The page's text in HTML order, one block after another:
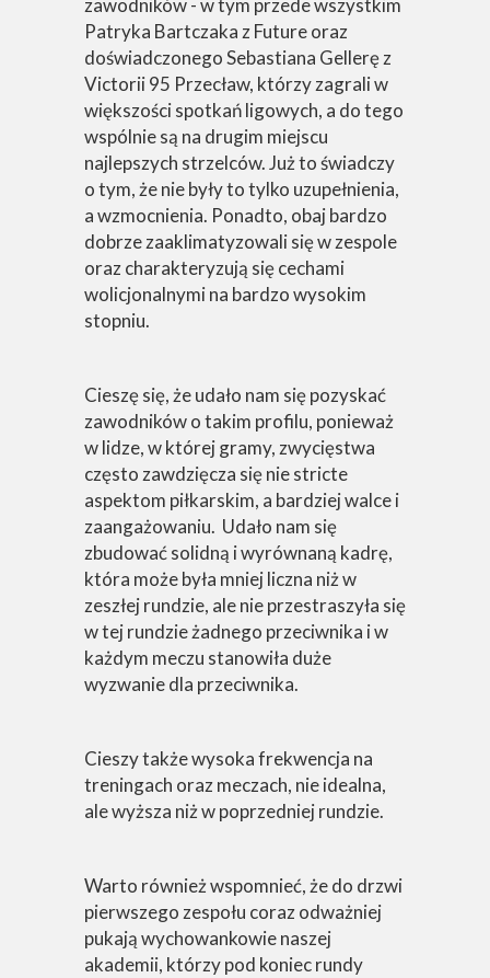
zawodników - w tym przede wszystkim
Patryka Bartczaka z Future oraz
doświadczonego Sebastiana Gellerę z
Victorii 95 Przecław, którzy zagrali w
większości spotkań ligowych, a do tego
wspólnie są na drugim miejscu
najlepszych strzelców. Już to świadczy
o tym, że nie były to tylko uzupełnienia,
a wzmocnienia. Ponadto, obaj bardzo
dobrze zaaklimatyzowali się w zespole
oraz charakteryzują się cechami
wolicjonalnymi na bardzo wysokim
stopniu.
Cieszę się, że udało nam się pozyskać
zawodników o takim profilu, ponieważ
w lidze, w której gramy, zwycięstwa
często zawdzięcza się nie stricte
aspektom piłkarskim, a bardziej walce i
zaangażowaniu. Udało nam się
zbudować solidną i wyrównaną kadrę,
która może była mniej liczna niż w
zeszłej rundzie, ale nie przestraszyła się
w tej rundzie żadnego przeciwnika i w
każdym meczu stanowiła duże
wyzwanie dla przeciwnika.
Cieszy także wysoka frekwencja na
treningach oraz meczach, nie idealna,
ale wyższa niż w poprzedniej rundzie.
Warto również wspomnieć, że do drzwi
pierwszego zespołu coraz odważniej
pukają wychowankowie naszej
akademii, którzy pod koniec rundy